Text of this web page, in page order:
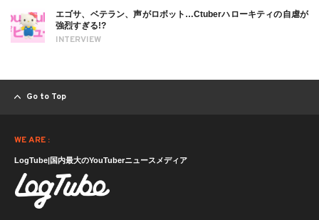
INTERVIEW
エゴサ、ベテラン、声がロボット…Ctuberハローキティの自虐が
強烈すぎる!?
Go to Top
WE ARE :
LogTube|国内最大のYouTuberニュースメディア